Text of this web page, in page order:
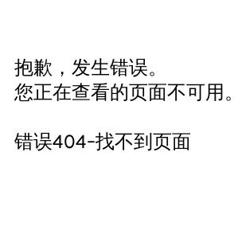
抱歉，发生错误。
您正在查看的页面不可用。
错误404-找不到页面